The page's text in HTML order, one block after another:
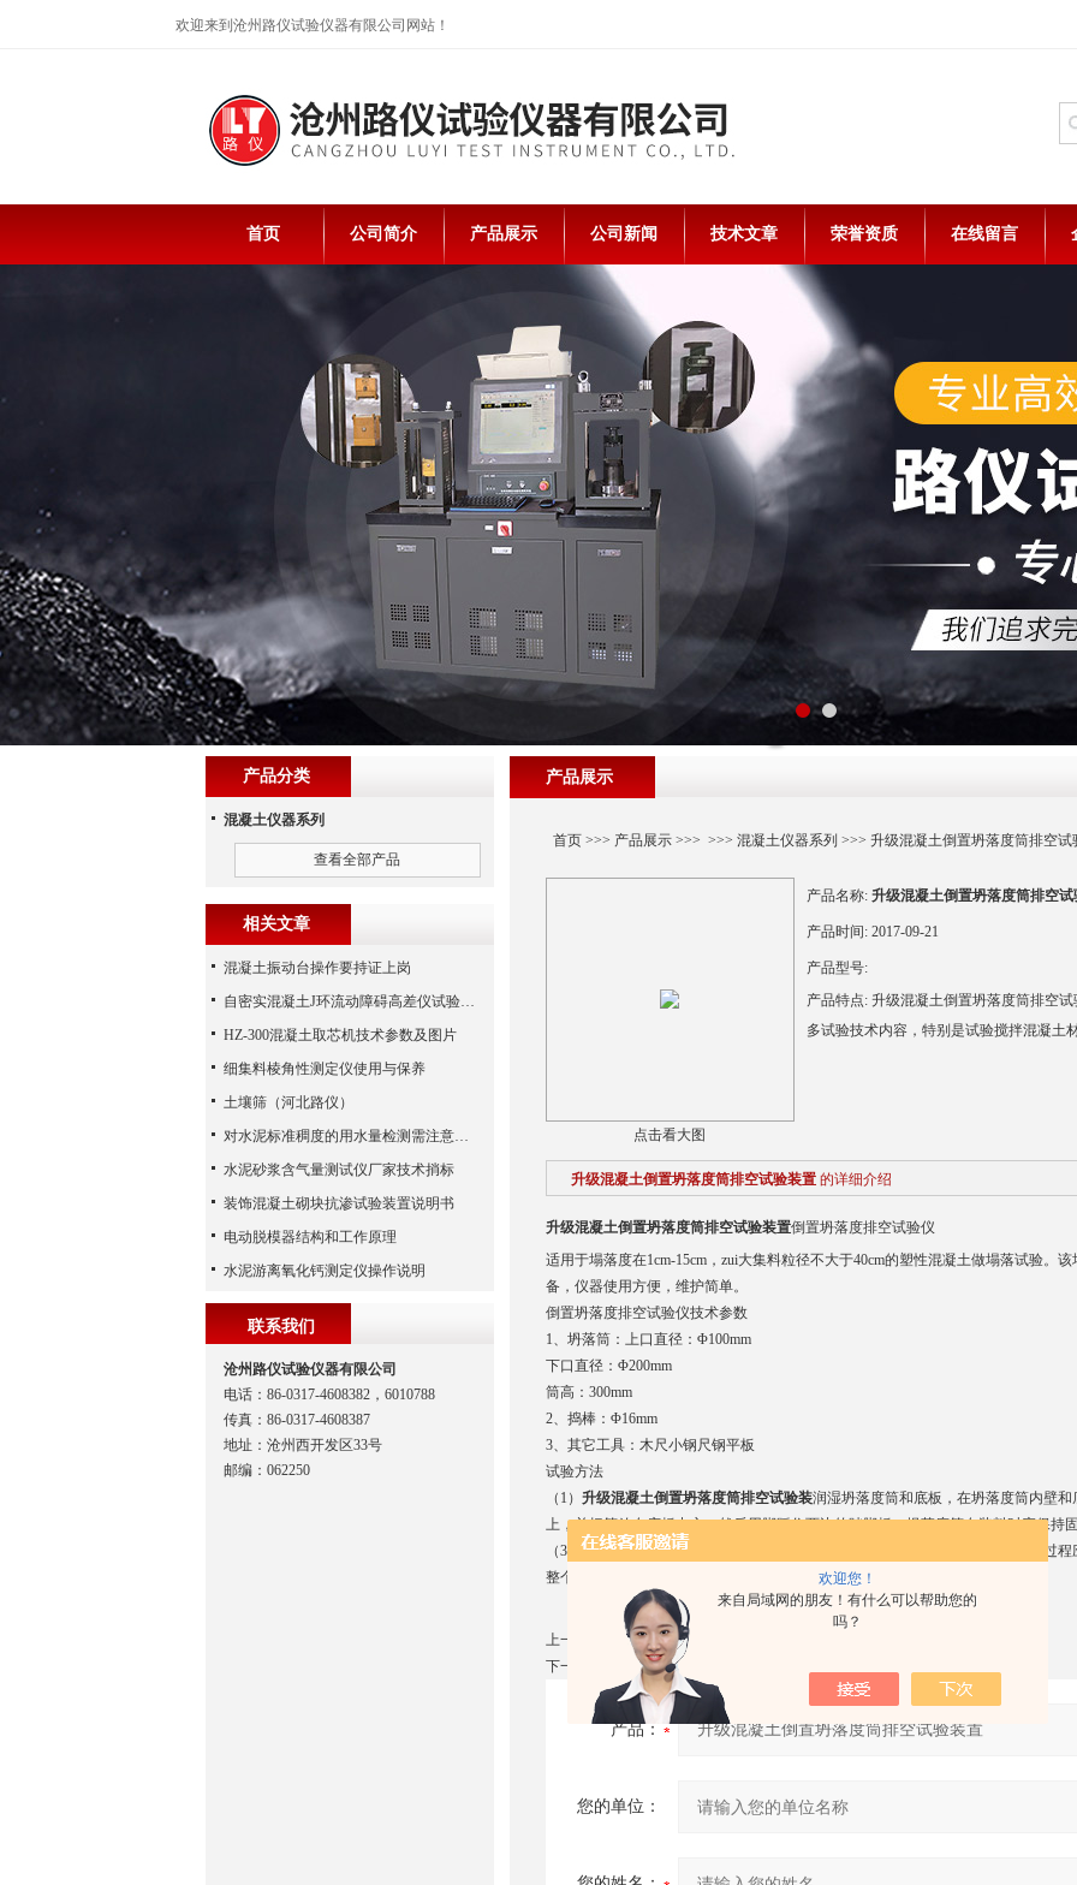
欢迎您！
来自局域网的朋友！有什么可以帮助您的
吗？
欢迎来到沧州路仪试验仪器有限公司网站！
首页 公司简介 产品展示 公司新闻 技术文章 荣誉资质 在线留言
产品展示
首页>>> 产品展示>>> >>> 混凝土仪器系列 >>> 升级混凝土倒置坍落度筒排空试
点击看大图
产品名称: 升级混凝土倒置坍落度筒排空试
产品时间: 2017-09-21
产品型号:
产品特点: 升级混凝土倒置坍落度筒排空
多试验技术内容，特别是试验搅拌混凝土
升级混凝土倒置坍落度筒排空试验装置 的详细介绍
升级混凝土倒置坍落度筒排空试验装置倒置坍落度排空试验仪
适用于塌落度在1cm-15cm，zui大集料粒径不大于40cm的塑性混凝土做塌落试验。
备，仪器使用方便，维护简单。
倒置坍落度排空试验仪技术参数
1、坍落筒：上口直径：Φ100mm
下口直径：Φ200mm
筒高：300mm
2、捣棒：Φ16mm
3、其它工具：木尺小钢尺钢平板
试验方法
（1） 升级混凝土倒置坍落度筒排空试验装润湿坍落度筒和底板，在坍落度筒内壁
上，并把筒放在底板中心，然后用脚踩住两边的踏脚板，坍落度筒在装料时应保持
（3）清除筒边底板上的混凝土后，垂直平稳地提起坍落度筒。坍落度筒的提离过
整个过程应不间断地进行，并应在150s内完成。
上一篇：
（择压仪）择压法砂浆强度检测仪
下一篇：
倒置坍落度排空试验仪GB/T 50080-2016
产品：
您的单位：
产品分类
混凝土仪器系列
查看全部产品
相关文章
混凝土振动台操作要持证上岗
自密实混凝土J环流动障碍高差仪试验步骤
HZ-300混凝土取芯机技术参数及图片
细集料棱角性测定仪使用与保养
土壤筛（河北路仪）
对水泥标准稠度的用水量检测需注意哪些？
水泥砂浆含气量测试仪厂家技术捎标
装饰混凝土砌块抗渗试验装置说明书
电动脱模器结构和工作原理
水泥游离氧化钙测定仪操作说明
联系我们
沧州路仪试验仪器有限公司
电话：86-0317-4608382，6010788
传真：86-0317-4608387
地址：沧州西开发区33号
邮编：062250